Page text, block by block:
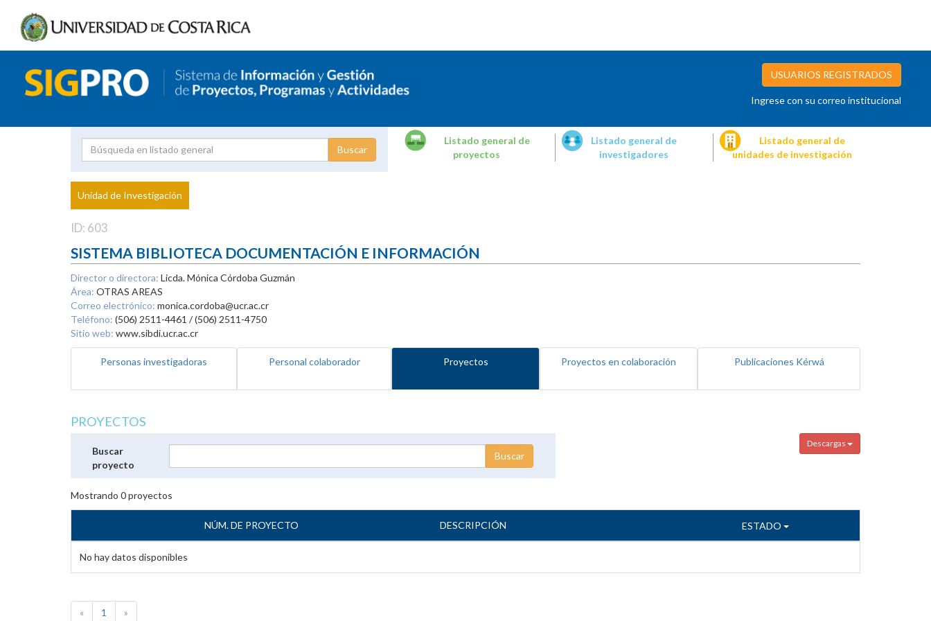
USUARIOS REGISTRADOS
Ingrese con su correo institucional
Proyecto
Investigador
Listado general de
proyectos
Listado general de
investigadores
Listado general de
unidades de investigación
Unidad de Investigación
ID: 603
SISTEMA BIBLIOTECA DOCUMENTACIÓN E INFORMACIÓN
Director o directora: Licda. Mónica Córdoba Guzmán
Área: OTRAS AREAS
Correo electrónico: monica.cordoba@ucr.ac.cr
Teléfono: (506) 2511-4461 / (506) 2511-4750
Sitio web: www.sibdi.ucr.ac.cr
Personas investigadoras Personal colaborador Proyectos Proyectos en colaboración Publicaciones Kérwá
PROYECTOS
Descargas
Buscar
proyecto
Mostrando 0proyectos
NÚM. DE PROYECTO DESCRIPCIÓN ESTADO
No hay datos disponibles
« 1 »